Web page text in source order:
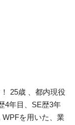
25歳 、都内現役
4年目、SE歴3年
を用いた、業